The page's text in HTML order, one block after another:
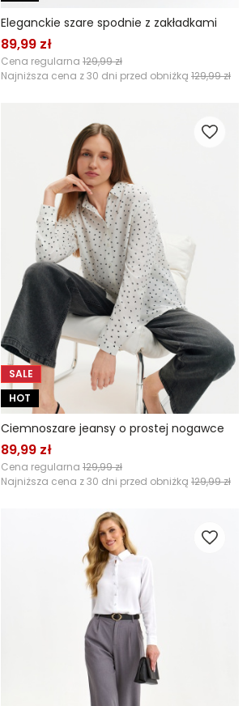
Eleganckie szare spodnie z zakładkami
89,99 zł
Cena regularna 129,99 zł
Najniższa cena z 30 dni przed obniżką 129,99 zł
SALE
HOT
Ciemnoszare jeansy o prostej nogawce
89,99 zł
Cena regularna 129,99 zł
Najniższa cena z 30 dni przed obniżką 129,99 zł